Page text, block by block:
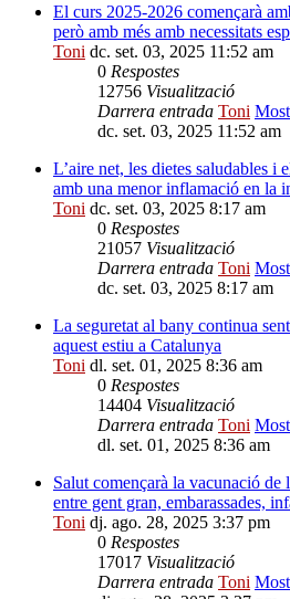
El curs 2025-2026 començarà
però amb més amb necessitats
Toni dc. set. 03, 2025 11:52 am
0 Respostes
12756 Visualització
Darrera entrada Toni
dc. set. 03, 2025 11:52 am
L’aire net, les dietes saludables i
amb una menor inflamació en la
Toni dc. set. 03, 2025 8:17 am
0 Respostes
21057 Visualització
Darrera entrada Toni
dc. set. 03, 2025 8:17 am
La seguretat al bany continua
aquest estiu a Catalunya
Toni dl. set. 01, 2025 8:36 am
0 Respostes
14404 Visualització
Darrera entrada Toni
dl. set. 01, 2025 8:36 am
Salut començarà la vacunació de
entre gent gran, embarassades,
Toni dj. ago. 28, 2025 3:37 pm
0 Respostes
17017 Visualització
Darrera entrada Toni